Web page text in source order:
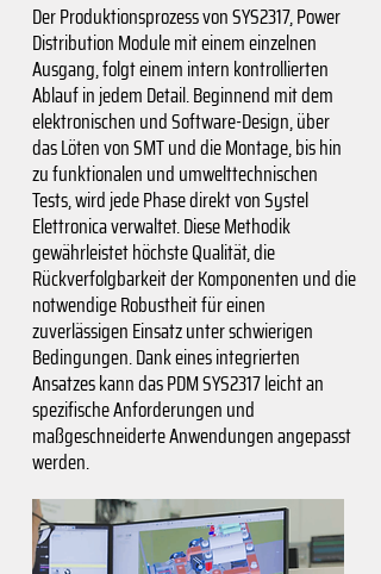
Der Produktionsprozess von SYS2317, Power
Distribution Module mit einem einzelnen
Ausgang, folgt einem intern kontrollierten
Ablauf in jedem Detail. Beginnend mit dem
elektronischen und Software-Design, über
das Löten von SMT und die Montage, bis hin
zu funktionalen und umwelttechnischen
Tests, wird jede Phase direkt von Systel
Elettronica verwaltet. Diese Methodik
gewährleistet höchste Qualität, die
Rückverfolgbarkeit der Komponenten und die
notwendige Robustheit für einen
zuverlässigen Einsatz unter schwierigen
Bedingungen. Dank eines integrierten
Ansatzes kann das PDM SYS2317 leicht an
spezifische Anforderungen und
maßgeschneiderte Anwendungen angepasst
werden.